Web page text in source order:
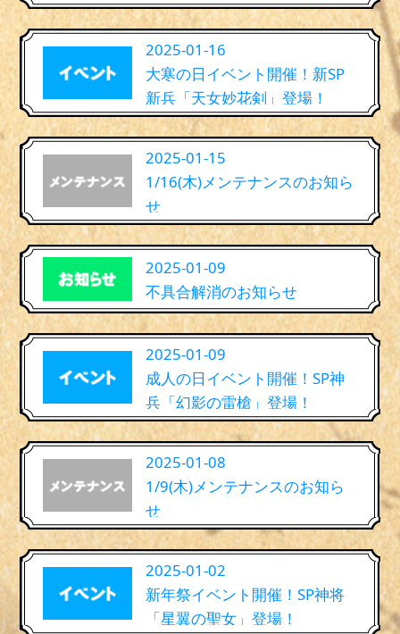
2025-01-16
大寒の日イベント開催！新SP
新兵「天女妙花剣」登場！
2025-01-15
1/16(木)メンテナンスのお知ら
せ
2025-01-09
不具合解消のお知らせ
2025-01-09
成人の日イベント開催！SP神
兵「幻影の雷槍」登場！
2025-01-08
1/9(木)メンテナンスのお知ら
せ
2025-01-02
新年祭イベント開催！SP神将
「星翼の聖女」登場！